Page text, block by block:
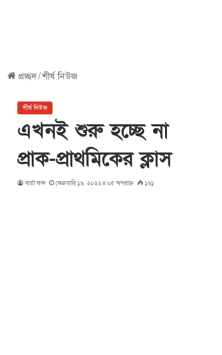
প্রচ্ছদ/শীর্ষ নিউজ
শীর্ষ নিউজ
এখনই শুরু হচ্ছে না
প্রাক-প্রাথমিকের ক্লাস
বার্তা কক্ষ ফেব্রুয়ারি ১৯, ২০২২ ৪:০৫ অপরাহ্ণ ১৬১